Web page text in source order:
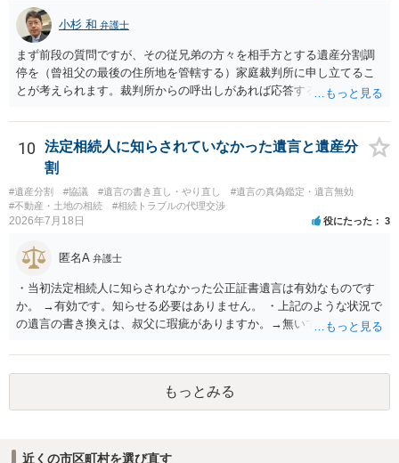
言えると思います。
小杉 和 弁護士
まず前段の質問ですが、その従兄弟の方々を相手方とする遺産分割調
停を（曾祖父の最後の住所地を管轄する）家庭裁判所に申し立てるこ
とが考えられます。裁判所からの呼出しがあれば応答する可能性がま
能と思われます。時間が思った以上にないので必要書類をてきぱきと
揃える必要があります。その点是非御注意ください。
10
法定相続人に知らされていなかった遺言と遺産分
割
#遺産分割 #協議 #遺言の書き直し・やり直し
#遺言の真偽鑑定・遺言無効
#不動産・土地の相続
#相続トラブルの代理交渉
2026年7月18日 役にたった 3
匿名A 弁護士
・当初法定相続人に知らされなかった公正証書遺言は有効なものです
か。 →有効です。知らせる必要はありません。 ・上記のような状況で
の遺言の書き換えは、叔父に瑕疵がありますか。→無いです。 ・分割
ますか。 →本人が自由に決められますので、どこが妥当とは言えない
です。客観的な基準もありません。 ・できれば穏やかに、分割を拒否
することはできますか。 →分割を拒否するということは、遺産はいら
ないということでしょうか。遺言で、受取を指定されててもいらない
もっとみる
近くの市区町村を選び直す